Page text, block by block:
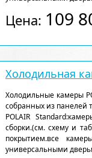
Цена: 109
Холодильная
Холодильные камеры
собранных из панелей
POLAIR
сборки.(см. схему и
покрытием.все
универсальными